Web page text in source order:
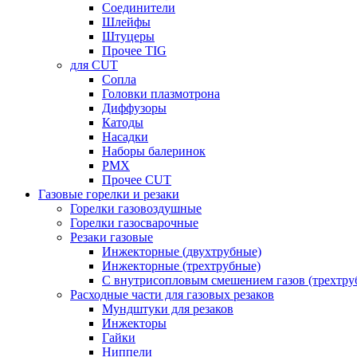
Соединители
Шлейфы
Штуцеры
Прочее TIG
для CUT
Сопла
Головки плазмотрона
Диффузоры
Катоды
Насадки
Наборы балеринок
PMX
Прочее CUT
Газовые горелки и резаки
Горелки газовоздушные
Горелки газосварочные
Резаки газовые
Инжекторные (двухтрубные)
Инжекторные (трехтрубные)
С внутрисопловым смешением газов
Расходные части для газовых резаков
Мундштуки для резаков
Инжекторы
Гайки
Ниппели